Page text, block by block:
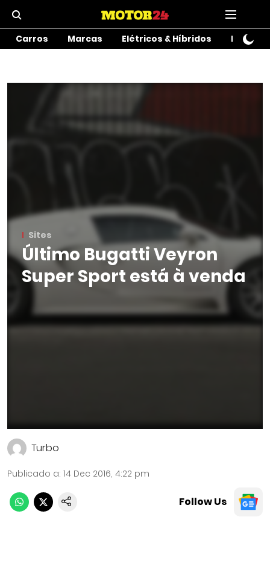
Carros Marcas Elétricos & Híbridos Motos
Sites
Último Bugatti Veyron
Super Sport está à venda
Turbo
Publicado a: 14 Dec 2016, 4:22 pm
Follow Us